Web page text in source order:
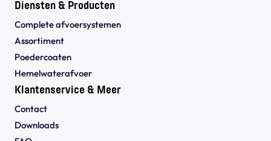
Diensten & Producten
Complete afvoersystemen
Assortiment
Poedercoaten
Hemelwaterafvoer
Klantenservice & Meer
Contact
Downloads